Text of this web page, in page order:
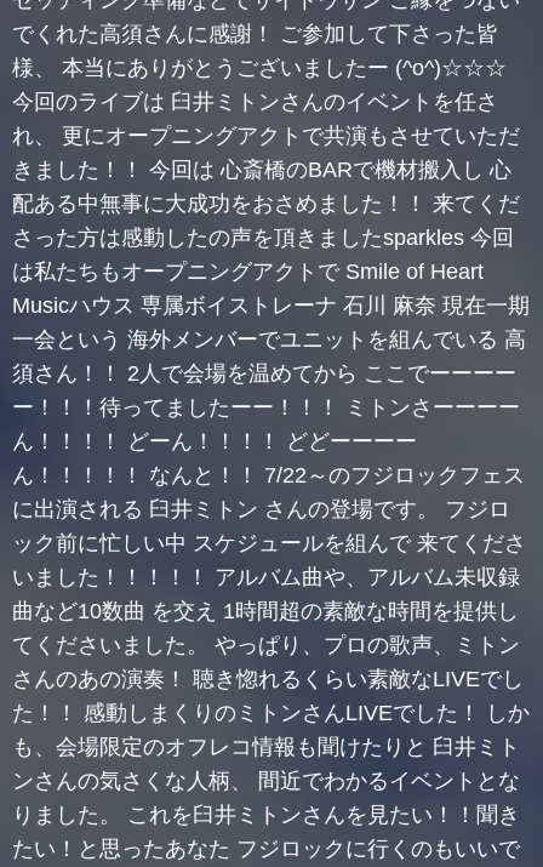
でくれた高須さんに感謝！ ご参加して下さった皆
様、 本当にありがとうございましたー (^o^)☆☆☆
今回のライブは 臼井ミトンさんのイベントを任さ
れ、 更にオープニングアクトで共演もさせていただ
きました！！ 今回は 心斎橋のBARで機材搬入し 心
配ある中無事に大成功をおさめました！！ 来てくだ
さった方は感動したの声を頂きましたsparkles 今回
は私たちもオープニングアクトで Smile of Heart
Musicハウス 専属ボイストレーナ 石川 麻奈 現在一期
一会という 海外メンバーでユニットを組んでいる 高
須さん！！ 2人で会場を温めてから ここでーーーー
ー！！！待ってましたーー！！！ ミトンさーーーー
ん！！！！ どーん！！！！ どどーーーー
ん！！！！！ なんと！！ 7/22～のフジロックフェス
に出演される 臼井ミトン さんの登場です。 フジロ
ック前に忙しい中 スケジュールを組んで 来てくださ
いました！！！！！ アルバム曲や、アルバム未収録
曲など10数曲 を交え 1時間超の素敵な時間を提供し
てくださいました。 やっぱり、プロの歌声、ミトン
さんのあの演奏！ 聴き惚れるくらい素敵なLIVEでし
た！！ 感動しまくりのミトンさんLIVEでした！ しか
も、会場限定のオフレコ情報も聞けたりと 臼井ミト
ンさんの気さくな人柄、 間近でわかるイベントとな
りました。 これを臼井ミトンさんを見たい！！聞き
たい！と思ったあなた フジロックに行くのもいいで